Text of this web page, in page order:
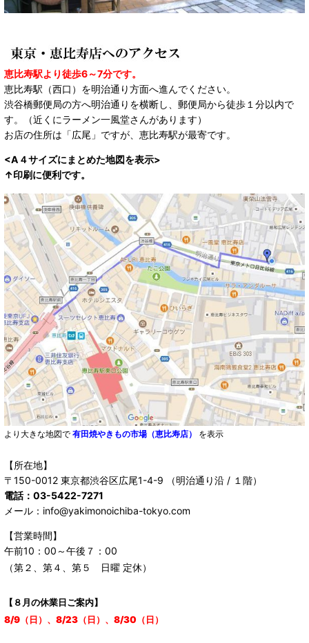
恵比寿駅より徒歩6～7分です。
恵比寿駅（西口）を明治通り方面へ進んでください。
渋谷橋郵便局の方へ明治通りを横断し、郵便局から徒歩１分以内で
す。（近くにラーメン一風堂さんがあります）
お店の住所は「広尾」ですが、恵比寿駅が最寄です。
<A４サイズにまとめた地図を表示>
↑印刷に便利です。
より大きな地図で 有田焼やきもの市場（恵比寿店） を表示
【所在地】
〒150-0012 東京都渋谷区広尾1-4-9 （明治通り沿 / １階）
電話：03-5422-7271
メール：info@yakimonoichiba-tokyo.com
【営業時間】
午前10：00～午後７：00
（第２、第４、第５ 日曜 定休）
【８月の休業日ご案内】
8/9（日）、8/23（日）、8/30（日）